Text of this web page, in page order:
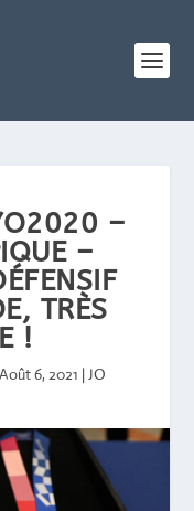
–
–
TRÈS
!
Août 6, 2021 |JO